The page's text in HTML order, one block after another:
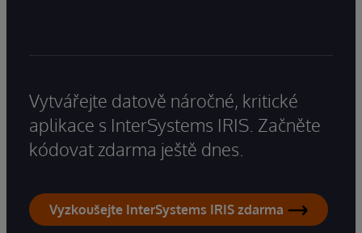
Vytvářejte datově náročné, kritické
aplikace s InterSystems IRIS. Začněte
kódovat zdarma ještě dnes.
Vyzkoušejte InterSystems IRIS zdarma